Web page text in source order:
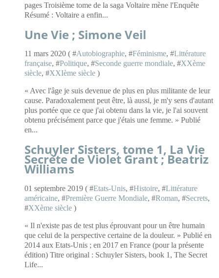
pages Troisième tome de la saga Voltaire mène l'Enquête
Résumé : Voltaire a enfin...
Une Vie ; Simone Veil
11 mars 2020 ( #Autobiographie, #Féminisme, #Littérature
française, #Politique, #Seconde guerre mondiale, #XXème
siècle, #XXIème siècle )
« Avec l'âge je suis devenue de plus en plus militante de leur
cause. Paradoxalement peut être, là aussi, je m'y sens d'autant
plus portée que ce que j'ai obtenu dans la vie, je l'ai souvent
obtenu précisément parce que j'étais une femme. » Publié
en...
Schuyler Sisters, tome 1, La Vie
Secrète de Violet Grant ; Beatriz
Williams
01 septembre 2019 ( #Etats-Unis, #Histoire, #Littérature
américaine, #Première Guerre Mondiale, #Roman, #Secrets,
#XXème siècle )
« Il n'existe pas de test plus éprouvant pour un être humain
que celui de la perspective certaine de la douleur. » Publié en
2014 aux Etats-Unis ; en 2017 en France (pour la présente
édition) Titre original : Schuyler Sisters, book 1, The Secret
Life...